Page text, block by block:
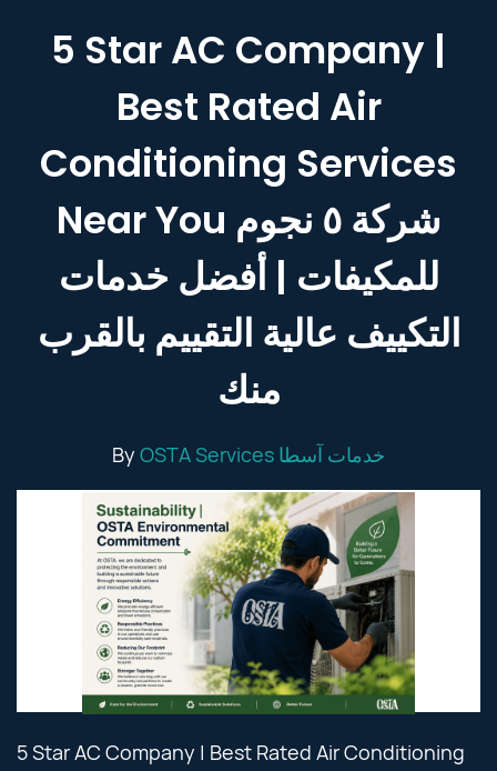
5 Star AC Company |
Best Rated Air
Conditioning Services
Near You شركة ٥ نجوم
للمكيفات | أفضل خدمات
التكييف عالية التقييم بالقرب
منك
By OSTA Services خدمات آسطا
5 Star AC Company | Best Rated Air Conditioning